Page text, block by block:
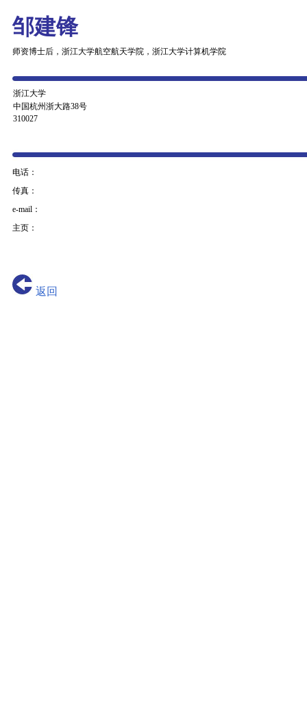
邹建锋
师资博士后，浙江大学航空航天学院，浙江大学计算机学院
浙江大学
中国杭州浙大路38号
310027
电话：
传真：
e-mail：
主页：
返回